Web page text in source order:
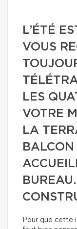
L’ÉTÉ
VOUS
LES
VOTRE
LA
Pour que cette